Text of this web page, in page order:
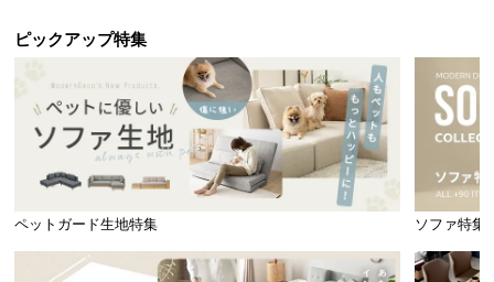
ピックアップ特集
ペットガード生地特集 ソファ特集